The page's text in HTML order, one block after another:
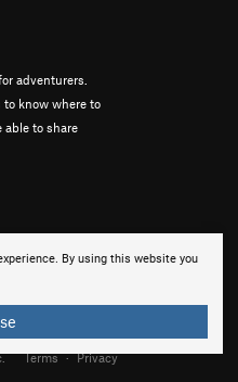
By using this website you
adventurers.
to know where to
able to share
Terms · Privacy